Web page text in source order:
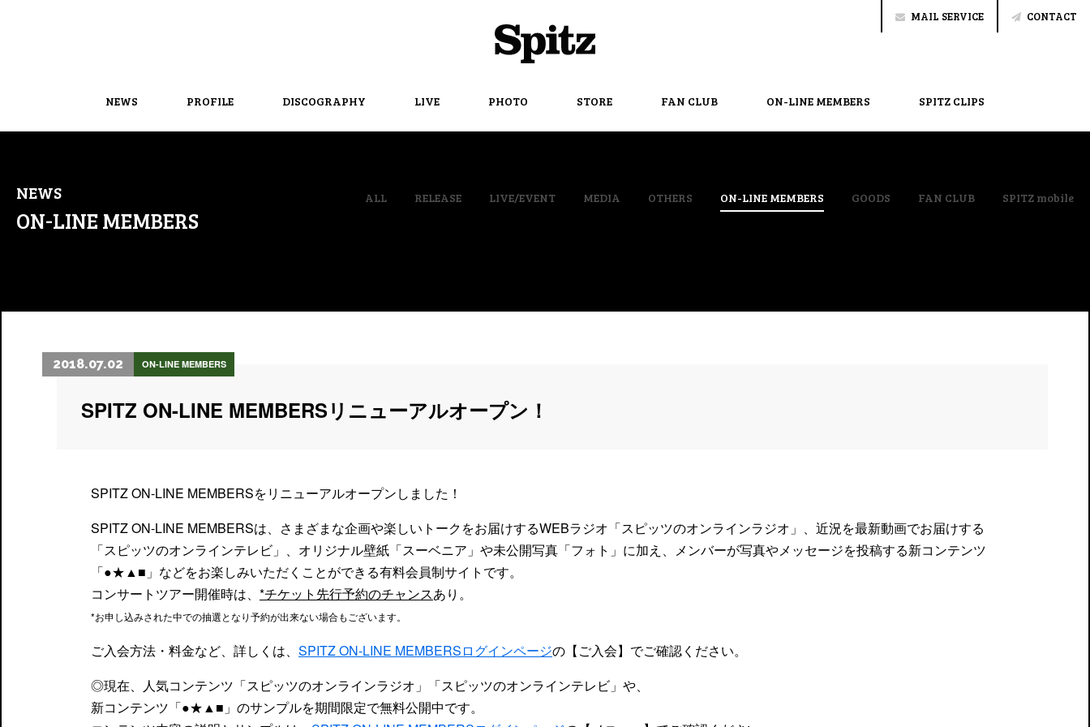
NEWS PROFILE DISCOGRAPHY LIVE PHOTO STORE FAN CLUB ON-LINE MEMBERS SPITZ CLIPS
MAIL SERVICE CONTACT
NEWS
ON-LINE MEMBERS
ALL RELEASE LIVE/EVENT MEDIA OTHERS ON-LINE MEMBERS GOODS FAN CLUB SPITZ mobile
2018.07.02 ON-LINE MEMBERS
SPITZ ON-LINE MEMBERSリニューアルオープン！
SPITZ ON-LINE MEMBERSをリニューアルオープンしました！
SPITZ ON-LINE MEMBERSは、さまざまな企画や楽しいトークをお届けするWEBラジオ「スピッツのオンラインラジオ」、近況を最新動画でお届けする
「スピッツのオンラインテレビ」、オリジナル壁紙「スーベニア」や未公開写真「フォト」に加え、メンバーが写真やメッセージを投稿する新コンテンツ
「●★▲■」などをお楽しみいただくことができる有料会員制サイトです。
コンサートツアー開催時は、 *チケット先行予約のチャンスあり。
*お申し込みされた中での抽選となり予約が出来ない場合もございます。
ご入会方法・料金など、詳しくは、 SPITZ ON-LINE MEMBERSログインページの【ご入会】でご確認ください。
◎現在、人気コンテンツ「スピッツのオンラインラジオ」「スピッツのオンラインテレビ」や、
新コンテンツ「●★▲■」のサンプルを期間限定で無料公開中です。